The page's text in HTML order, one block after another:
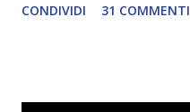
impazzire e.e Un po' mi
CONDIVIDI 31 COMMENTI